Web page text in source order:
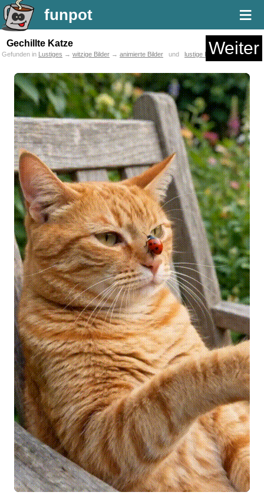
funpot ≡
Gechillte Katze Weiter
Gefunden in Lustiges → witzige Bilder → animierte Bilder und lustige KI